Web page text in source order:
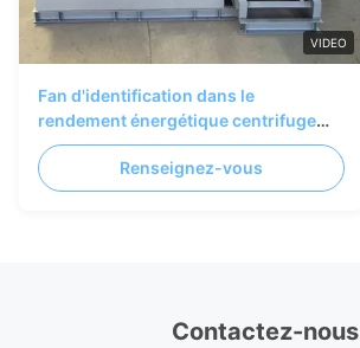
VIDEO
Fan d'identification dans le
rendement énergétique centrifuge
industriel de fan de centrale
thermiqueRenseignez-vous
Contactez-nous